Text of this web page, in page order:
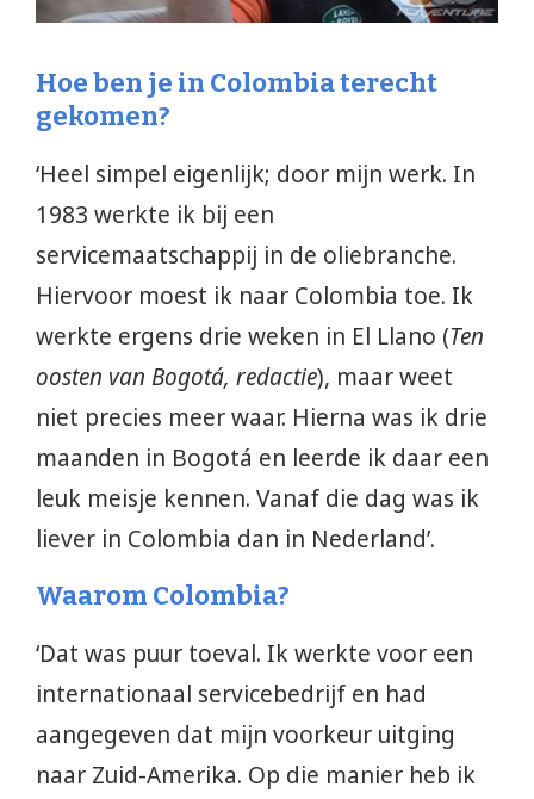
Hoe ben je in Colombia terecht
gekomen?
‘Heel simpel eigenlijk; door mijn werk. In
1983 werkte ik bij een
servicemaatschappij in de oliebranche.
Hiervoor moest ik naar Colombia toe. Ik
werkte ergens drie weken in El Llano (Ten
oosten van Bogotá, redactie), maar weet
niet precies meer waar. Hierna was ik drie
maanden in Bogotá en leerde ik daar een
leuk meisje kennen. Vanaf die dag was ik
liever in Colombia dan in Nederland’.
Waarom Colombia?
‘Dat was puur toeval. Ik werkte voor een
internationaal servicebedrijf en had
aangegeven dat mijn voorkeur uitging
naar Zuid-Amerika. Op die manier heb ik